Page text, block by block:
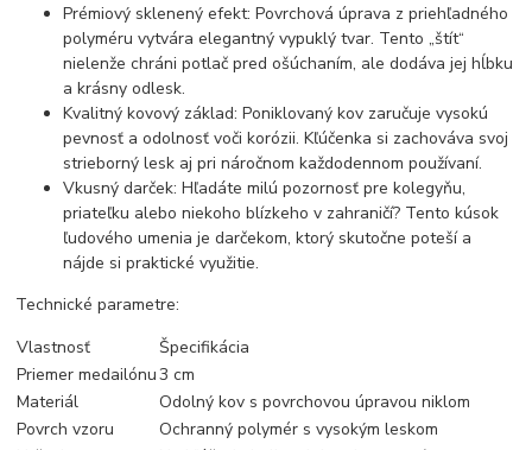
Prémiový sklenený efekt: Povrchová úprava z priehľadného
polyméru vytvára elegantný vypuklý tvar. Tento „štít“
nielenže chráni potlač pred ošúchaním, ale dodáva jej hĺbku
a krásny odlesk.
Kvalitný kovový základ: Poniklovaný kov zaručuje vysokú
pevnosť a odolnosť voči korózii. Kľúčenka si zachováva svoj
strieborný lesk aj pri náročnom každodennom používaní.
Vkusný darček: Hľadáte milú pozornosť pre kolegyňu,
priateľku alebo niekoho blízkeho v zahraničí? Tento kúsok
ľudového umenia je darčekom, ktorý skutočne poteší a
nájde si praktické využitie.
Technické parametre:
Vlastnosť
Špecifikácia
Priemer medailónu3 cm
Materiál
Odolný kov s povrchovou úpravou niklom
Povrch vzoru
Ochranný polymér s vysokým leskom